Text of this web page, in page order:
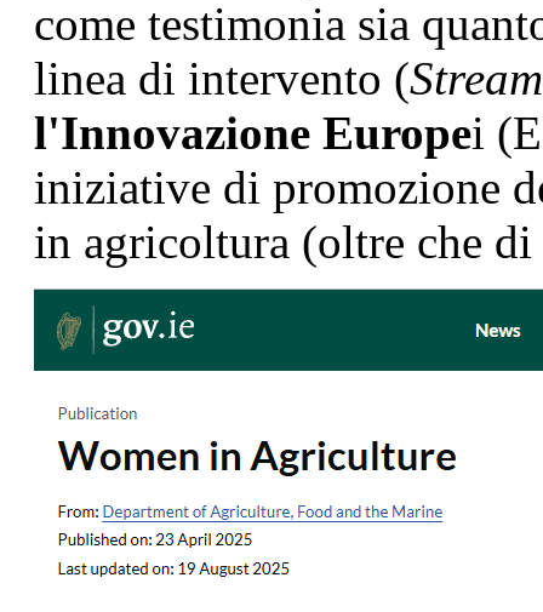
come testimonia sia
linea di intervento (
l'Innovazione Europei
iniziative di promozione
in agricoltura (oltre che di